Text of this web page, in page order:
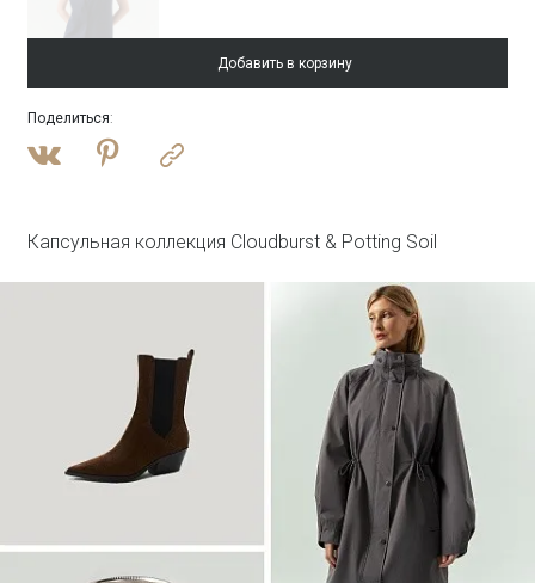
Полупальто из шерсти с отстегивающимся
капюшоном
Платье-рубашка макси с принтом
PL1644/haku
SALE
Лонгслив из 100% хлопка Войти
Добавить в корзину
Поделиться:
Капсульная коллекция Cloudburst & Potting Soil